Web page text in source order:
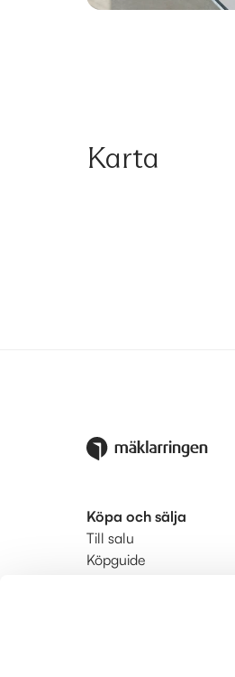
Karta
Köpa och sälja
Till salu
Köpguide